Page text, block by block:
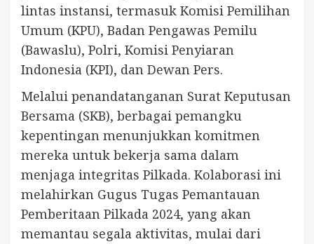
lintas instansi, termasuk Komisi Pemilihan
Umum (KPU), Badan Pengawas Pemilu
(Bawaslu), Polri, Komisi Penyiaran
Indonesia (KPI), dan Dewan Pers.
Melalui penandatanganan Surat Keputusan
Bersama (SKB), berbagai pemangku
kepentingan menunjukkan komitmen
mereka untuk bekerja sama dalam
menjaga integritas Pilkada. Kolaborasi ini
melahirkan Gugus Tugas Pemantauan
Pemberitaan Pilkada 2024, yang akan
memantau segala aktivitas, mulai dari